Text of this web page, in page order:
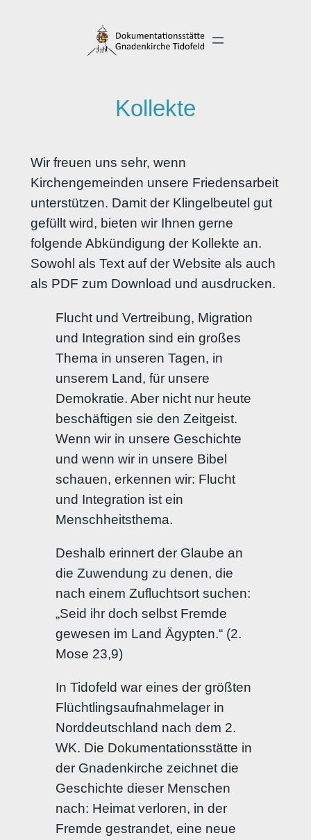
Kollekte
Wir freuen uns sehr, wenn
Kirchengemeinden unsere Friedensarbeit
unterstützen. Damit der Klingelbeutel gut
gefüllt wird, bieten wir Ihnen gerne
folgende Abkündigung der Kollekte an.
Sowohl als Text auf der Website als auch
als PDF zum Download und ausdrucken.
Flucht und Vertreibung, Migration
und Integration sind ein großes
Thema in unseren Tagen, in
unserem Land, für unsere
Demokratie. Aber nicht nur heute
beschäftigen sie den Zeitgeist.
Wenn wir in unsere Geschichte
und wenn wir in unsere Bibel
schauen, erkennen wir: Flucht
und Integration ist ein
Menschheitsthema.
Deshalb erinnert der Glaube an
die Zuwendung zu denen, die
nach einem Zufluchtsort suchen:
„Seid ihr doch selbst Fremde
gewesen im Land Ägypten.“ (2.
Mose 23,9)
In Tidofeld war eines der größten
Flüchtlingsaufnahmelager in
Norddeutschland nach dem 2.
WK. Die Dokumentationsstätte in
der Gnadenkirche zeichnet die
Geschichte dieser Menschen
nach: Heimat verloren, in der
Fremde gestrandet, eine neue